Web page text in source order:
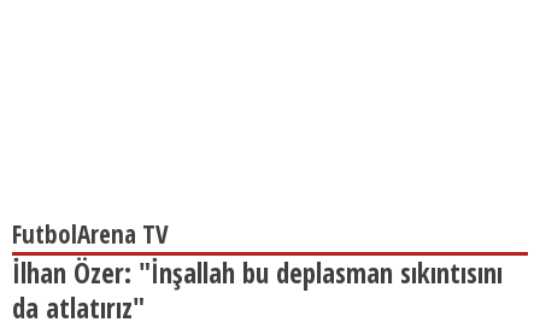
FutbolArena TV
İlhan Özer: "İnşallah bu deplasman sıkıntısını
da atlatırız"